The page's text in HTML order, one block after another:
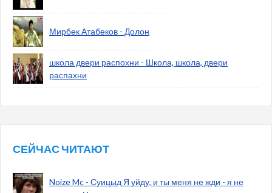
Мирбек Атабеков - Долон
школа двери распохни - Школа, школа, двери
распахни
СЕЙЧАС ЧИТАЮТ
Noize Mc - Суицыд Я уйду, и ты меня не жди - я не